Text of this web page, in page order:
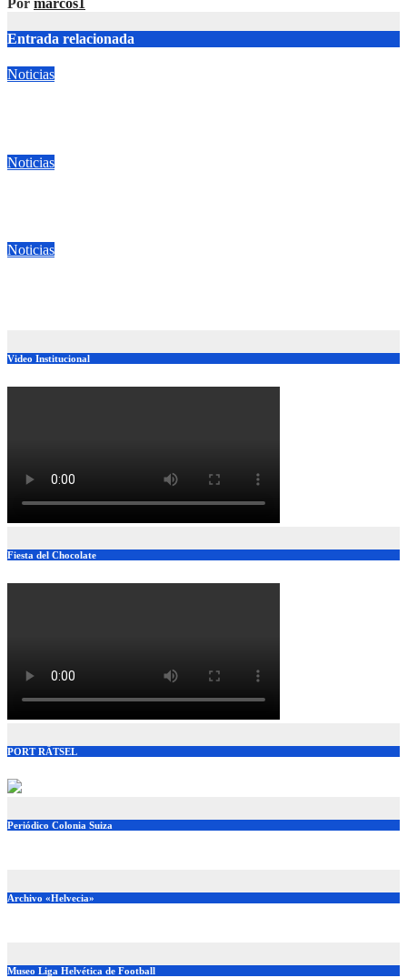
Entrada relacionada
Noticias
Noticias
Noticias
Video Institucional
Fiesta del Chocolate
PORT RÄTSEL
Periódico Colonia Suiza
Archivo «Helvecia»
Museo Liga Helvética de Football